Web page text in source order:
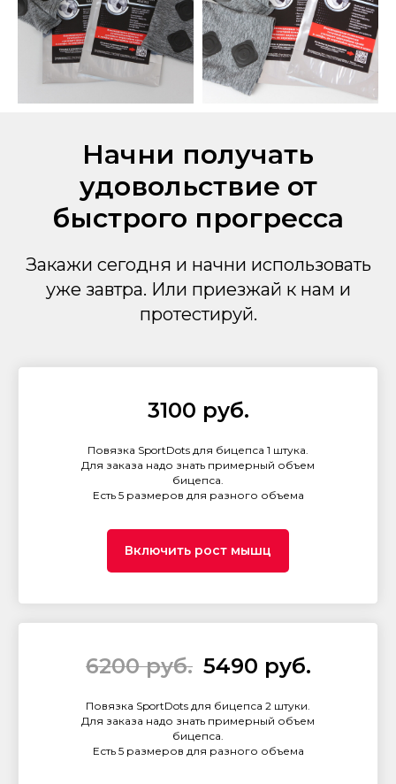
Начни получать
удовольствие от
быстрого прогресса
Закажи сегодня и начни использовать
уже завтра. Или приезжай к нам и
протестируй.
3100 руб.
Повязка SportDots для бицепса 1 штука.
Для заказа надо знать примерный объем
бицепса.
Есть 5 размеров для разного объема
Включить рост мышц
6200 руб. 5490 руб.
Повязка SportDots для бицепса 2 штуки.
Для заказа надо знать примерный объем
бицепса.
Есть 5 размеров для разного объема